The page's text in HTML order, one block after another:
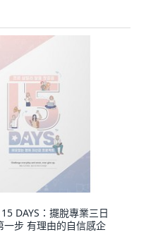
DAYS：擺脫專業三日
一步 有理由的自信感企